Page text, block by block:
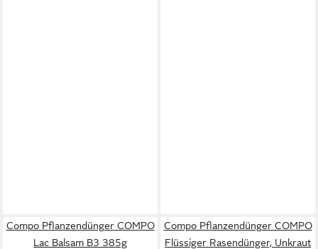
Compo Pflanzendünger COMPO
Lac Balsam B3 385g
Compo Pflanzendünger COMPO
Flüssiger Rasendünger, Unkraut